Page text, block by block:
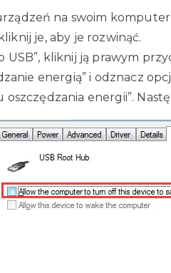
na swoim
je, aby je rozwinąć.
kliknij ją prawym
energią” i odznacz
energii”.